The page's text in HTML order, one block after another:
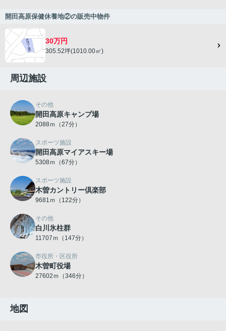
開田高原保健休養地②の販売中物件
30万円
305.52坪(1010.00㎡)
周辺施設
その他
開田高原キャンプ場
2088ｍ（27分）
スポーツ施設
開田高原マイアスキー場
5308ｍ（67分）
スポーツ施設
木曽カントリー倶楽部
9681ｍ（122分）
その他
白川氷柱群
11707ｍ（147分）
市役所・区役所
木曽町役場
27602ｍ（346分）
地図